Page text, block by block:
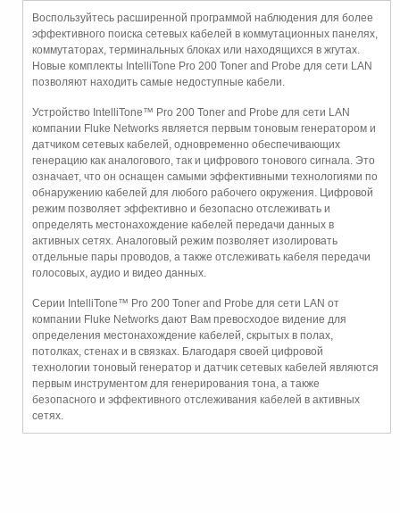
Воспользуйтесь расширенной программой наблюдения для более
эффективного поиска сетевых кабелей в коммутационных панелях,
коммутаторах, терминальных блоках или находящихся в жгутах.
Новые комплекты IntelliTone Pro 200 Toner and Probe для сети LAN
позволяют находить самые недоступные кабели.
Устройство IntelliTone™ Pro 200 Toner and Probe для сети LAN
компании Fluke Networks является первым тоновым генератором и
датчиком сетевых кабелей, одновременно обеспечивающих
генерацию как аналогового, так и цифрового тонового сигнала. Это
означает, что он оснащен самыми эффективными технологиями по
обнаружению кабелей для любого рабочего окружения. Цифровой
режим позволяет эффективно и безопасно отслеживать и
определять местонахождение кабелей передачи данных в
активных сетях. Аналоговый режим позволяет изолировать
отдельные пары проводов, а также отслеживать кабеля передачи
голосовых, аудио и видео данных.
Серии IntelliTone™ Pro 200 Toner and Probe для сети LAN от
компании Fluke Networks дают Вам превосходое видение для
определения местонахождение кабелей, скрытых в полах,
потолках, стенах и в связках. Благодаря своей цифровой
технологии тоновый генератор и датчик сетевых кабелей являются
первым инструментом для генерирования тона, а также
безопасного и эффективного отслеживания кабелей в активных
сетях.